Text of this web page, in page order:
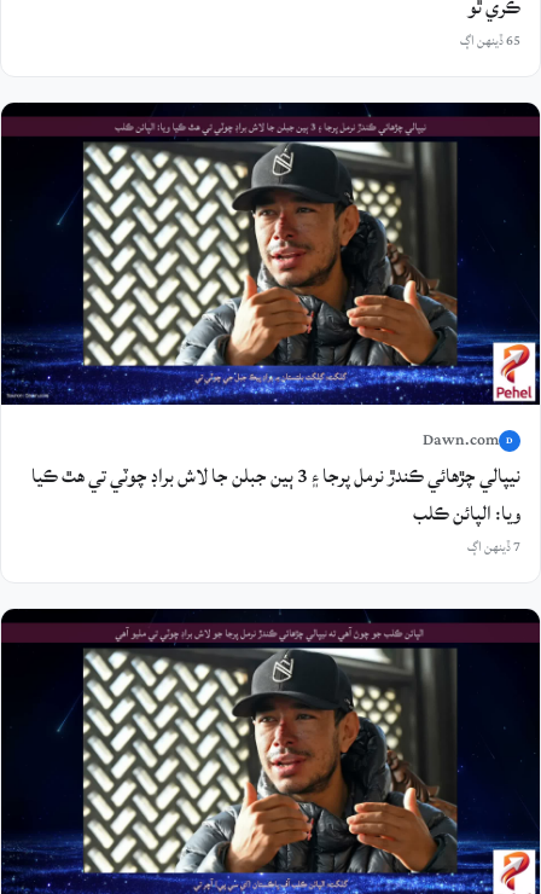
65 ڏينهن اڳ
D
Dawn.com
نيپالي چڙهائي ڪندڙ نرمل پرجا ۽ 3 ٻين جبلن جا لاش براڊ چوٽي تي هٿ ڪيا
ويا: الپائن ڪلب
7 ڏينهن اڳ